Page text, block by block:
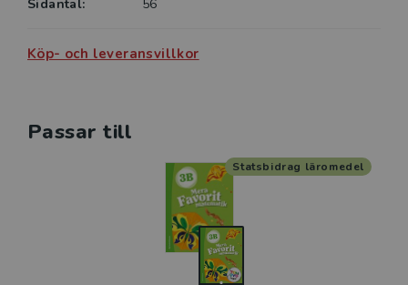
Sidantal:
56
Köp- och leveransvillkor
Passar till
Statsbidrag läromedel